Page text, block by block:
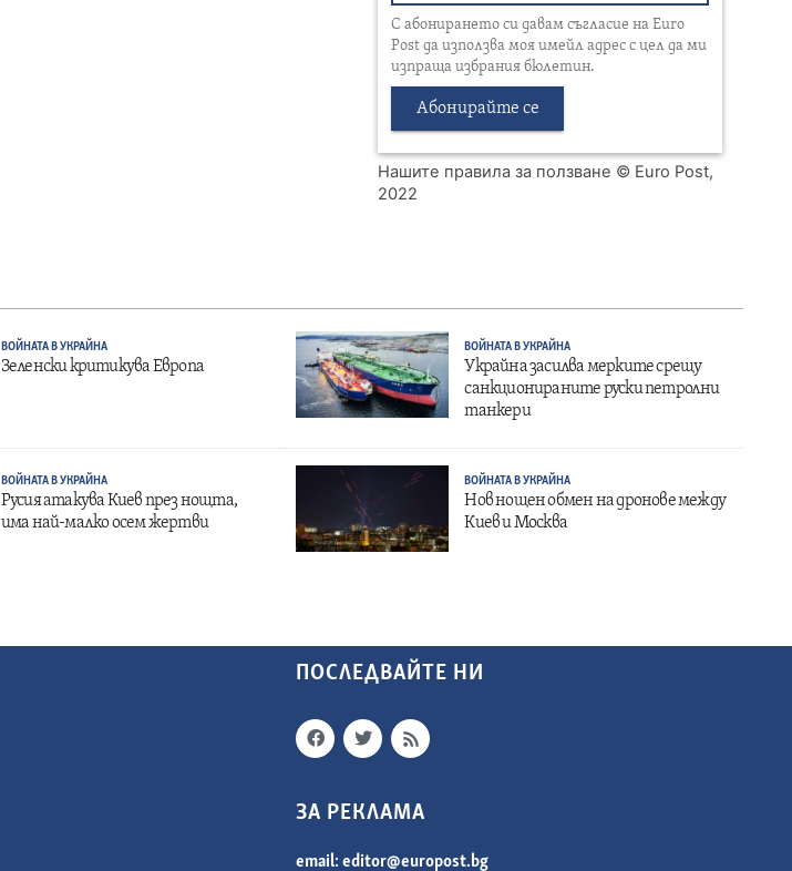
С абонирането си давам съгласие на Euro
Post да използва моя имейл адрес с цел да ми
изпраща избрания бюлетин.
Абонирайте се
Нашите правила за ползване © Euro Post,
2022
ВОЙНАТА В УКРАЙНА
Зеленски критикува Европа
ВОЙНАТА В УКРАЙНА
Украйна засилва мерките срещу
санкционираните руски петролни
танкери
ВОЙНАТА В УКРАЙНА
Русия атакува Киев през нощта,
има най-малко осем жертви
ВОЙНАТА В УКРАЙНА
Нов нощен обмен на дронове между
Киев и Москва
ПОСЛЕДВАЙТЕ НИ
ЗА РЕКЛАМА
email:editor@europost.bg